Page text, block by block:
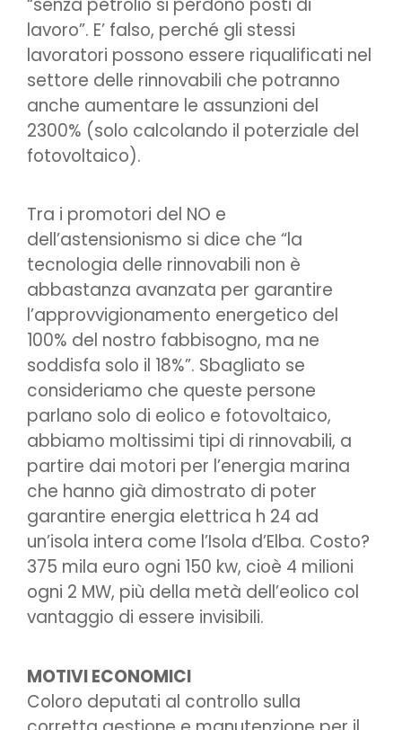
“senza petrolio si perdono posti di
lavoro”. E’ falso, perché gli stessi
lavoratori possono essere riqualificati nel
settore delle rinnovabili che potranno
anche aumentare le assunzioni del
2300% (solo calcolando il poterziale del
fotovoltaico).
Tra i promotori del NO e
dell’astensionismo si dice che “la
tecnologia delle rinnovabili non è
abbastanza avanzata per garantire
l’approvvigionamento energetico del
100% del nostro fabbisogno, ma ne
soddisfa solo il 18%”. Sbagliato se
consideriamo che queste persone
parlano solo di eolico e fotovoltaico,
abbiamo moltissimi tipi di rinnovabili, a
partire dai motori per l’energia marina
che hanno già dimostrato di poter
garantire energia elettrica h 24 ad
un’isola intera come l’Isola d’Elba. Costo?
375 mila euro ogni 150 kw, cioè 4 milioni
ogni 2 MW, più della metà dell’eolico col
vantaggio di essere invisibili.
MOTIVI ECONOMICI
Coloro deputati al controllo sulla